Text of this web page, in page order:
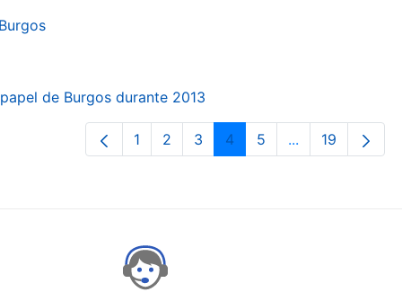
de Burgos durante 2013
Página
1 Página
2 Página
3 Página
4 Página
5 ...PáginasPágina
19